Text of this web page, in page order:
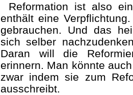
Reformation ist also
enthält eine
gebrauchen. Und das
sich selber
Daran will die
erinnern. Man könnte
zwar indem sie zum
ausschreibt.